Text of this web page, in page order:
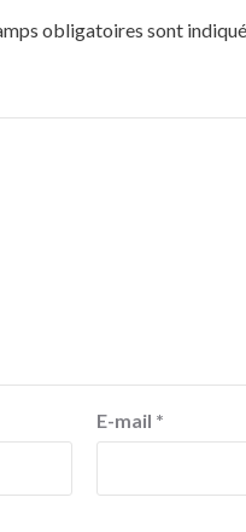
obligatoires sont
E-mail *